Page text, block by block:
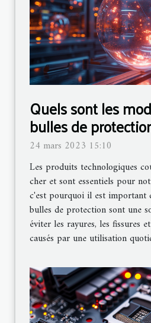
Quels sont les
bulles de
produits
24 mars 2023 15:10
Les produits technologiques
cher et sont essentiels pour
c'est pourquoi il est important
bulles de protection sont une
éviter les rayures, les fissures
causés par une utilisation